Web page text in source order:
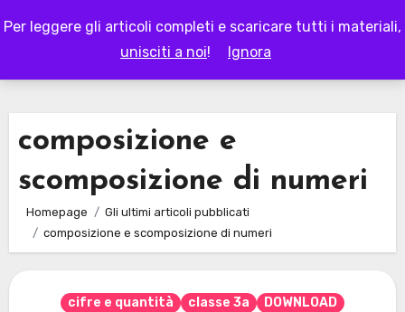
Per leggere gli articoli completi e scaricare tutti i materiali,
unisciti a noi! Ignora
to
LAPAPPADOLCE
composizione e
scomposizione di numeri
Homepage
Gli ultimi articoli pubblicati
composizione e scomposizione di numeri
cifre e quantità classe 3a
DOWNLOAD